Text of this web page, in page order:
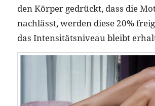
den Körper gedrückt, dass die
nachlässt, werden diese 20%
das Intensitätsniveau bleibt